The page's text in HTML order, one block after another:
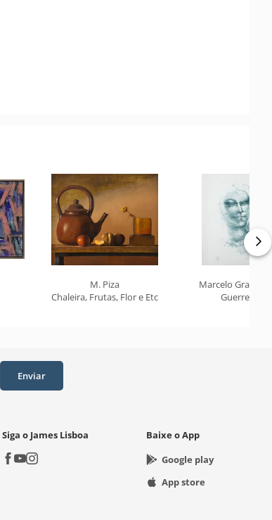
M. Piza
Chaleira, Frutas, Flor e Etc
Marcelo
Guerreiro
Enviar
Siga o James Lisboa
Baixe o App
Google play
App store